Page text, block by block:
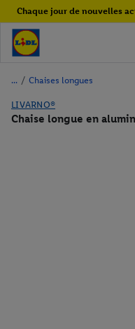
Chaque jour de nouvelles
/ Chaises longues
LIVARNO®
Chaise longue en